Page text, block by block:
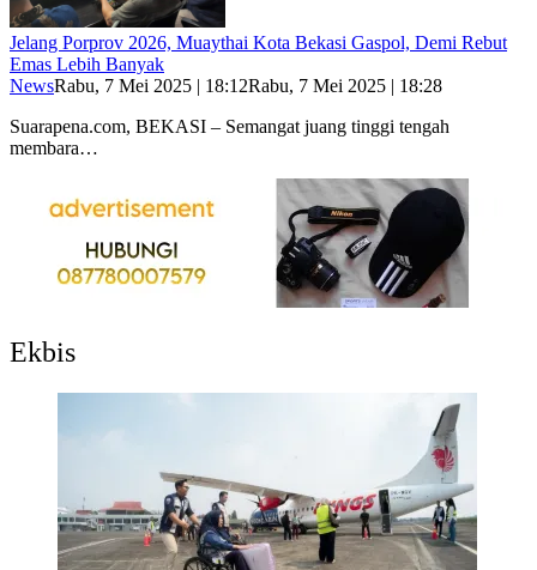
Jelang Porprov 2026, Muaythai Kota Bekasi Gaspol, Demi Rebut
Emas Lebih Banyak
NewsRabu, 7 Mei 2025 | 18:12Rabu, 7 Mei 2025 | 18:28
Suarapena.com, BEKASI – Semangat juang tinggi tengah
membara…
Ekbis